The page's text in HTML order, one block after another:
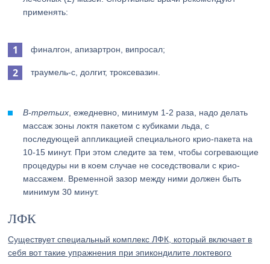
применять:
финалгон, апизартрон, випросал;
траумель-с, долгит, троксевазин.
В-третьих , ежедневно, минимум 1-2 раза, надо делать
массаж зоны локтя пакетом с кубиками льда, с
последующей аппликацией специального крио-пакета на
10-15 минут. При этом следите за тем, чтобы согревающие
процедуры ни в коем случае не соседствовали с крио-
массажем. Временной зазор между ними должен быть
минимум 30 минут.
ЛФК
Существует специальный комплекс ЛФК, который включает в
себя вот такие упражнения при эпикондилите локтевого